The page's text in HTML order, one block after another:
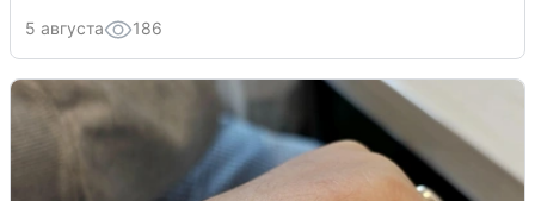
5 августа 186